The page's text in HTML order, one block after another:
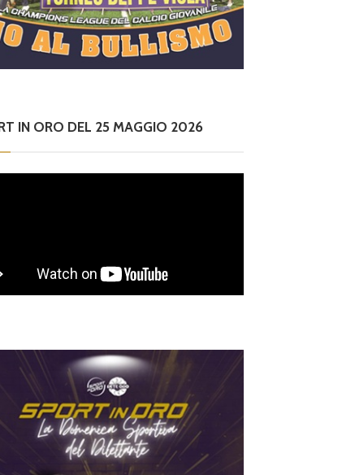
IN ORO DEL 25 MAGGIO 2026